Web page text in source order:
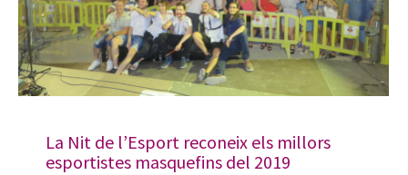
La Nit de l’Esport reconeix els millors
esportistes masquefins del 2019